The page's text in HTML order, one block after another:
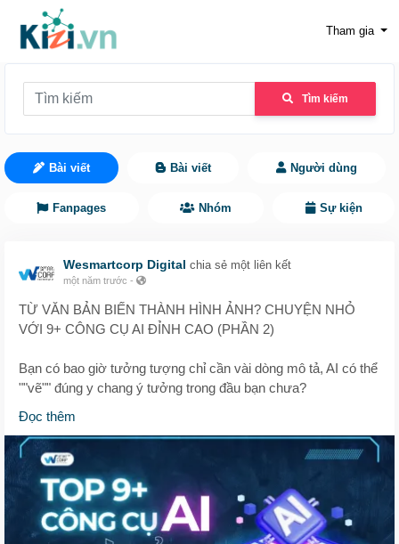
Tham gia
Tìm kiếm
Bài viết Bài viết Người dùng
Fanpages Nhóm Sự kiện
Wesmartcorp Digital chia sẻ một liên kết
một năm trước -
TỪ VĂN BẢN BIẾN THÀNH HÌNH ẢNH? CHUYỆN NHỎ
VỚI 9+ CÔNG CỤ AI ĐỈNH CAO (PHẦN 2)
Bạn có bao giờ tưởng tượng chỉ cần vài dòng mô tả, AI có thể
""vẽ"" đúng y chang ý tưởng trong đầu bạn chưa?
💡 Từ ý tưởng marketing, thiết kế đến nội dung mạng xã hội –
AI tạo hình ảnh đang là “cánh tay phải” cho các designer,
marketer và content creator.
🔥 Trong phần 2 này, WeSmartCorp gợi ý 9+ công cụ AI đỉnh
của đỉnh:
Đọc thêm